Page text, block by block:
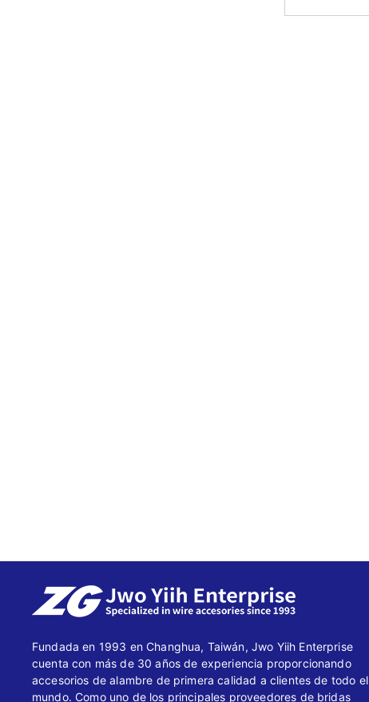
Fundada en 1993 en Changhua, Taiwán, Jwo Yiih Enterprise
cuenta con más de 30 años de experiencia proporcionando
accesorios de alambre de primera calidad a clientes de todo el
mundo. Como uno de los principales proveedores de bridas